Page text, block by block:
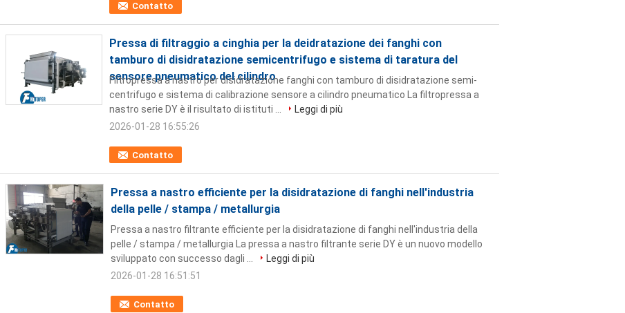
Contatto
Pressa di filtraggio a cinghia per la deidratazione dei fanghi con
tamburo di disidratazione semicentrifugo e sistema di taratura del
sensore pneumatico del cilindro
Contatto
Filtropressa a nastro per disidratazione fanghi con tamburo di disidratazione semi-
centrifugo e sistema di calibrazione sensore a cilindro pneumatico La filtropressa a
nastro serie DY è il risultato di istituti ...
Leggi di più
2026-01-28 16:55:26
Pressa a nastro efficiente per la disidratazione di fanghi nell'industria
della pelle / stampa / metallurgia
Contatto
Pressa a nastro filtrante efficiente per la disidratazione di fanghi nell'industria della
pelle / stampa / metallurgia La pressa a nastro filtrante serie DY è un nuovo modello
sviluppato con successo dagli ...
Leggi di più
2026-01-28 16:51:51